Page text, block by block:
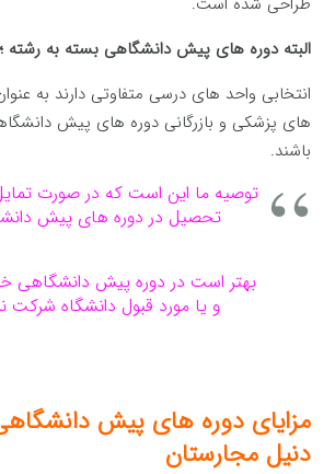
البته دوره های پیش دانشگاهی بسته به رشته ؛
انتخابی واحد های درسی متفاوتی دارند به
های پزشکی و بازرگانی دوره های پیش
باشند.
توصیه ما این است که در صورت تمایل
تحصیل در دوره های پیش
بهتر است در دوره پیش دانشگاهی
و یا مورد قبول دانشگاه شرکت
مزایای دوره های پیش
دنیل مجارستان